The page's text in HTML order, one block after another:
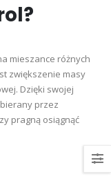
mieszance różnych
zwiększenie masy
Dzięki swojej
przez
pragną osiągnąć